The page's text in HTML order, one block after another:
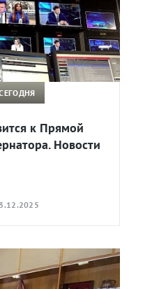
к Прямой
Новости